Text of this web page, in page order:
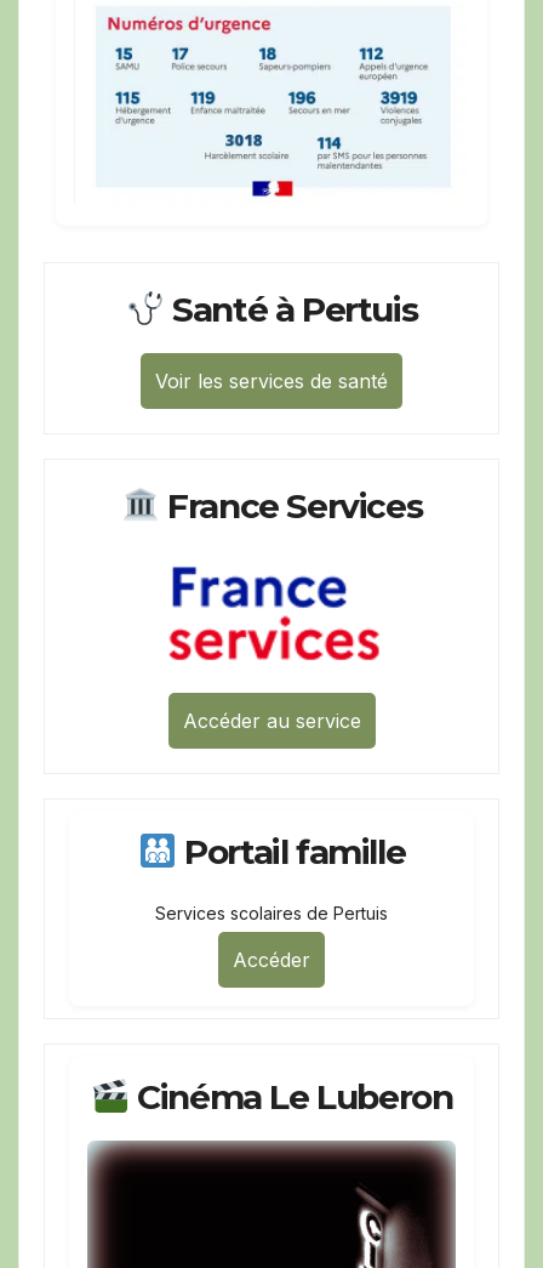
Santé à Pertuis
Voir les services de santé
France Services
Accéder au service
Portail famille
Services scolaires de Pertuis
Accéder
Cinéma Le Luberon